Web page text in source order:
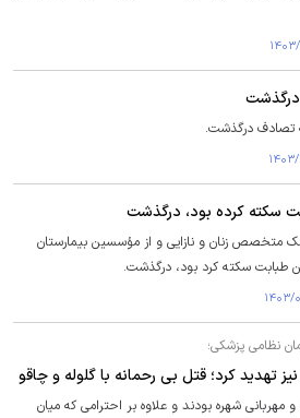
درگذشت
تصادف درگذشت.
سکته کرده بود، درگذشت
متخصص زنان و نازایی و از مؤسسین بیمارستان
سکته کرد بود، درگذشت.
نظامی پزشکی؛
تهدید کرد؛ قتل بی رحمانه با گلوله و چاقو
شهره بودند و علاوه بر احترامی که میان